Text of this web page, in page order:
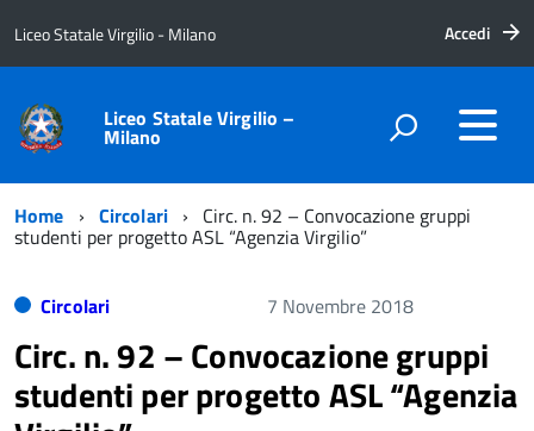
Liceo Statale Virgilio - Milano Accedi
Liceo Statale Virgilio –
Milano
Home Circolari Circ. n. 92 – Convocazione gruppi
studenti per progetto ASL “Agenzia Virgilio”
Circolari 7 Novembre 2018
Circ. n. 92 – Convocazione gruppi
studenti per progetto ASL “Agenzia